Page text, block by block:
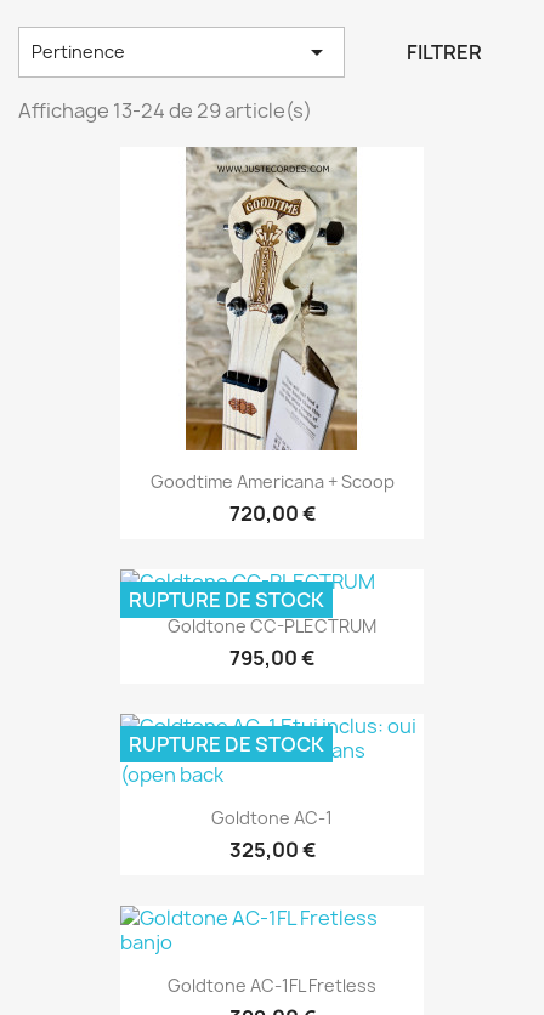
Pertinence  FILTRER
Affichage 13-24 de 29 article(s)
Goodtime Americana + Scoop
720,00 €
Goldtone CC-PLECTRUM
795,00 €
RUPTURE DE STOCK
Goldtone AC-1
325,00 €
RUPTURE DE STOCK
Goldtone AC-1FL Fretless